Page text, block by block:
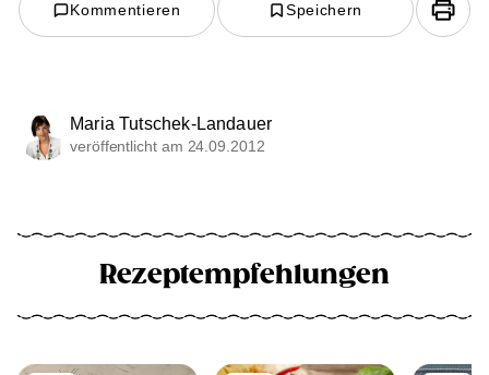
Kommentieren Speichern
Maria Tutschek-Landauer
veröffentlicht am 24.09.2012
Rezeptempfehlungen